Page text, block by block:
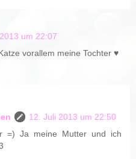
um 22:07
vorallem meine Tochter ♥
12. Juli 2013 um 22:50
=) Ja meine Mutter und ich